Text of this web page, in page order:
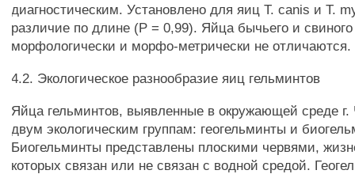
диагностическим. Установлено для яиц Т. canis и Т.
различие по длине (Р = 0,99). Яйца бычьего и
морфологически и морфо-метрически не отличаются.
4.2. Экологическое разнообразие яиц гельминтов
Яйца гельминтов, выявленные в окружающей среде г.
двум экологическим группам: геогельминты и
Биогельминты представлены плоскими червями,
которых связан или не связан с водной средой.